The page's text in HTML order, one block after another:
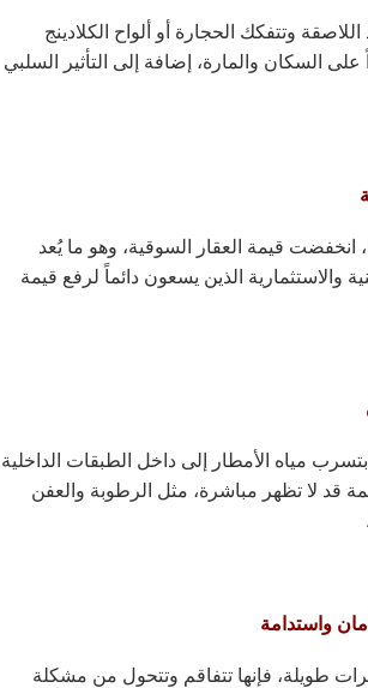
وتتفكك الحجارة أو ألواح الكلادينج
السكان والمارة، إضافة إلى التأثير السلبي
انخفضت قيمة العقار السوقية، وهو ما يُعد
والاستثمارية الذين يسعون دائماً لرفع قيمة
مياه الأمطار إلى داخل الطبقات الداخلية
قد لا تظهر مباشرة، مثل الرطوبة والعفن
واستدامة
طويلة، فإنها تتفاقم وتتحول من مشكلة